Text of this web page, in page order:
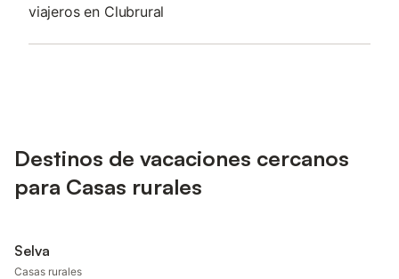
viajeros en Clubrural
Destinos de vacaciones cercanos
para Casas rurales
Selva
Casas rurales